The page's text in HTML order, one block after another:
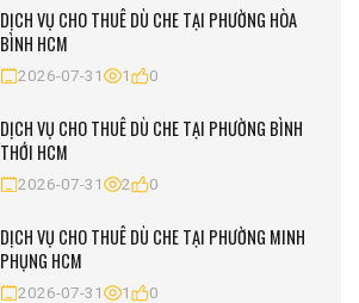
DỊCH VỤ CHO THUÊ DÙ CHE TẠI PHƯỜNG HÒA
BÌNH HCM
2026-07-31 1 0
DỊCH VỤ CHO THUÊ DÙ CHE TẠI PHƯỜNG BÌNH
THỚI HCM
2026-07-31 2 0
DỊCH VỤ CHO THUÊ DÙ CHE TẠI PHƯỜNG MINH
PHỤNG HCM
2026-07-31 1 0